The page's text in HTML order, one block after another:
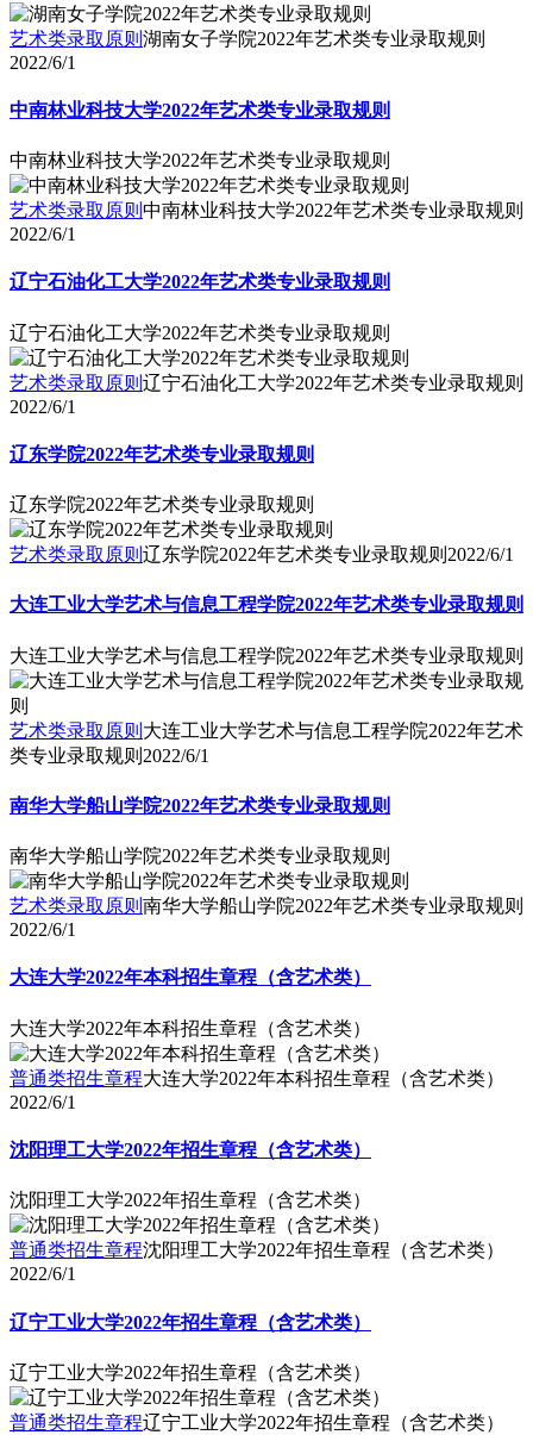
艺术类录取原则 湖南女子学院2022年艺术类专业录取规则
2022/6/1
中南林业科技大学2022年艺术类专业录取规则
中南林业科技大学2022年艺术类专业录取规则
艺术类录取原则 中南林业科技大学2022年艺术类专业录取规则
2022/6/1
辽宁石油化工大学2022年艺术类专业录取规则
辽宁石油化工大学2022年艺术类专业录取规则
艺术类录取原则 辽宁石油化工大学2022年艺术类专业录取规则
2022/6/1
辽东学院2022年艺术类专业录取规则
辽东学院2022年艺术类专业录取规则
艺术类录取原则 辽东学院2022年艺术类专业录取规则 2022/6/1
大连工业大学艺术与信息工程学院2022年艺术类专业录取规则
大连工业大学艺术与信息工程学院2022年艺术类专业录取规则
艺术类录取原则 大连工业大学艺术与信息工程学院2022年艺术
类专业录取规则 2022/6/1
南华大学船山学院2022年艺术类专业录取规则
南华大学船山学院2022年艺术类专业录取规则
艺术类录取原则 南华大学船山学院2022年艺术类专业录取规则
2022/6/1
大连大学2022年本科招生章程（含艺术类）
大连大学2022年本科招生章程（含艺术类）
普通类招生章程大连大学2022年本科招生章程（含艺术类）
2022/6/1
沈阳理工大学2022年招生章程（含艺术类）
沈阳理工大学2022年招生章程（含艺术类）
普通类招生章程沈阳理工大学2022年招生章程（含艺术类）
2022/6/1
辽宁工业大学2022年招生章程（含艺术类）
辽宁工业大学2022年招生章程（含艺术类）
普通类招生章程辽宁工业大学2022年招生章程（含艺术类）